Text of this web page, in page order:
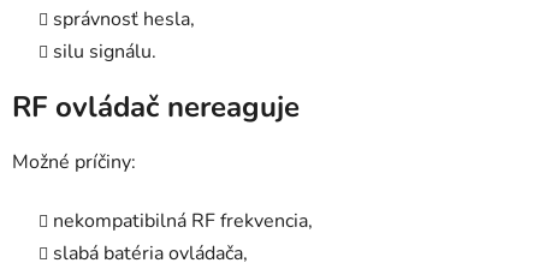
správnosť hesla,
silu signálu.
RF ovládač nereaguje
Možné príčiny:
nekompatibilná RF frekvencia,
slabá batéria ovládača,